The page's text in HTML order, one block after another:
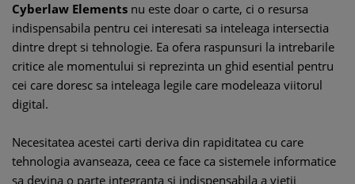
Cyberlaw Elements nu este doar o carte, ci o resursa
indispensabila pentru cei interesati sa inteleaga intersectia
dintre drept si tehnologie. Ea ofera raspunsuri la intrebarile
critice ale momentului si reprezinta un ghid esential pentru
cei care doresc sa inteleaga legile care modeleaza viitorul
digital.
Necesitatea acestei carti deriva din rapiditatea cu care
tehnologia avanseaza, ceea ce face ca sistemele informatice
sa devina o parte integranta si indispensabila a vietii